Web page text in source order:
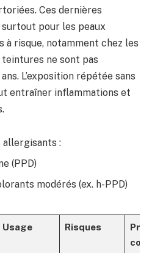
Ces dernières
pour les peaux
à risque, notamment chez les
ne sont pas
L’exposition répétée sans
entraîner inflammations et
allergisants :
(PPD)
modérés (ex. h-PPD)
Usage Risques